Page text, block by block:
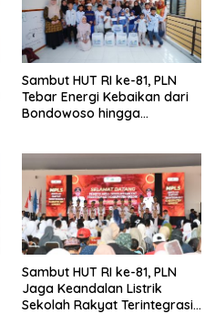
Sambut HUT RI ke-81, PLN
Tebar Energi Kebaikan dari
Bondowoso hingga
Sambut HUT RI ke-81, PLN
Jaga Keandalan Listrik
Sekolah Rakyat Terintegrasi 1